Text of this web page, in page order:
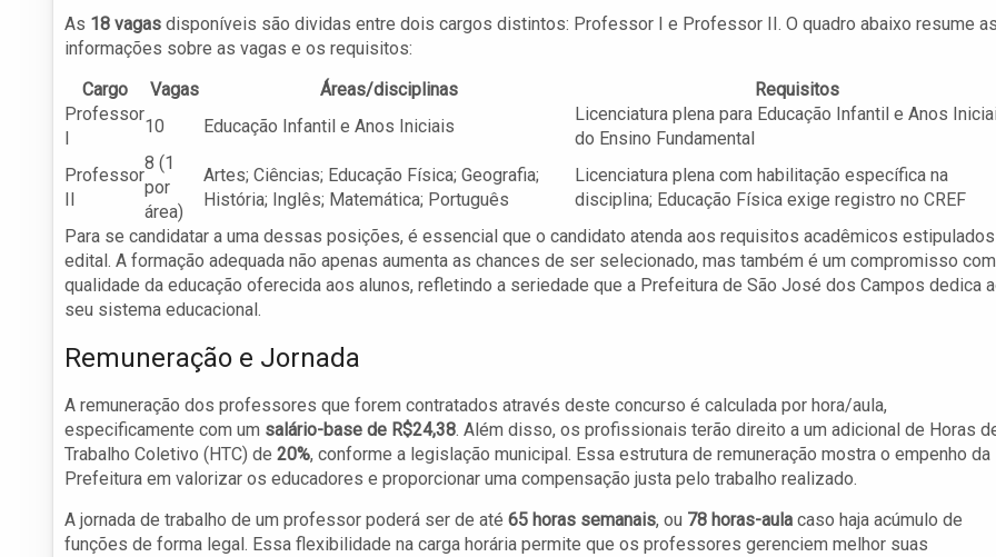
As 18 vagas disponíveis são dividas entre dois cargos distintos: Professor I e Professor II. O quadro abaixo resume
informações sobre as vagas e os requisitos:
Cargo
Vagas Áreas/disciplinas
Requisitos
Professor
10 Educação Infantil e Anos Iniciais
Licenciatura plena para Educação Infantil e Anos
do Ensino Fundamental
Professor
8 (1
por
área)
Artes; Ciências; Educação Física; Geografia;
História; Inglês; Matemática; Português
Licenciatura plena com habilitação específica na
disciplina; Educação Física exige registro no CREF
Para se candidatar a uma dessas posições, é essencial que o candidato atenda aos requisitos acadêmicos
edital. A formação adequada não apenas aumenta as chances de ser selecionado, mas também é um compromisso
qualidade da educação oferecida aos alunos, refletindo a seriedade que a Prefeitura de São José dos Campos dedica
seu sistema educacional.
Remuneração e Jornada
A remuneração dos professores que forem contratados através deste concurso é calculada por hora/aula,
especificamente com um salário-base de R$24,38. Além disso, os profissionais terão direito a um adicional de Horas
Trabalho Coletivo (HTC) de 20%, conforme a legislação municipal. Essa estrutura de remuneração mostra o empenho da
Prefeitura em valorizar os educadores e proporcionar uma compensação justa pelo trabalho realizado.
A jornada de trabalho de um professor poderá ser de até 65 horas semanais, ou 78 horas-aula caso haja acúmulo de
funções de forma legal. Essa flexibilidade na carga horária permite que os professores gerenciem melhor suas